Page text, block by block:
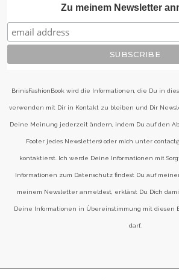
Zu meinem Newsletter
BrinisFashionBook wird die Informationen, die Du in
verwenden mit Dir in Kontakt zu bleiben und Dir
Deine Meinung jederzeit ändern, indem Du auf den
Footer jedes Newsletters) oder mich unter
kontaktierst. Ich werde Deine Informationen mit
Informationen zum Datenschutz findest Du auf
meinem Newsletter anmeldest, erklärst Du Dich
Deine Informationen in Übereinstimmung mit diesen
darf.